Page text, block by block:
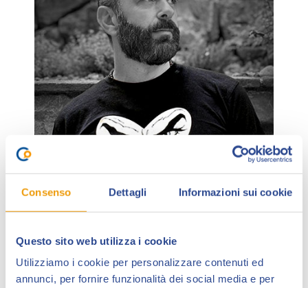
Consenso Dettagli Informazioni sui cookie
Questo sito web utilizza i cookie
Utilizziamo i cookie per personalizzare contenuti ed
annunci, per fornire funzionalità dei social media e per
(Firenze, 1974) è fumettista e
Attualmente in forze alla casa editrice
lavorato a 15 albi della serie inedita diDiabolike
alGrande Diabolik1-2021, 1-2023, 1-2019, di cui